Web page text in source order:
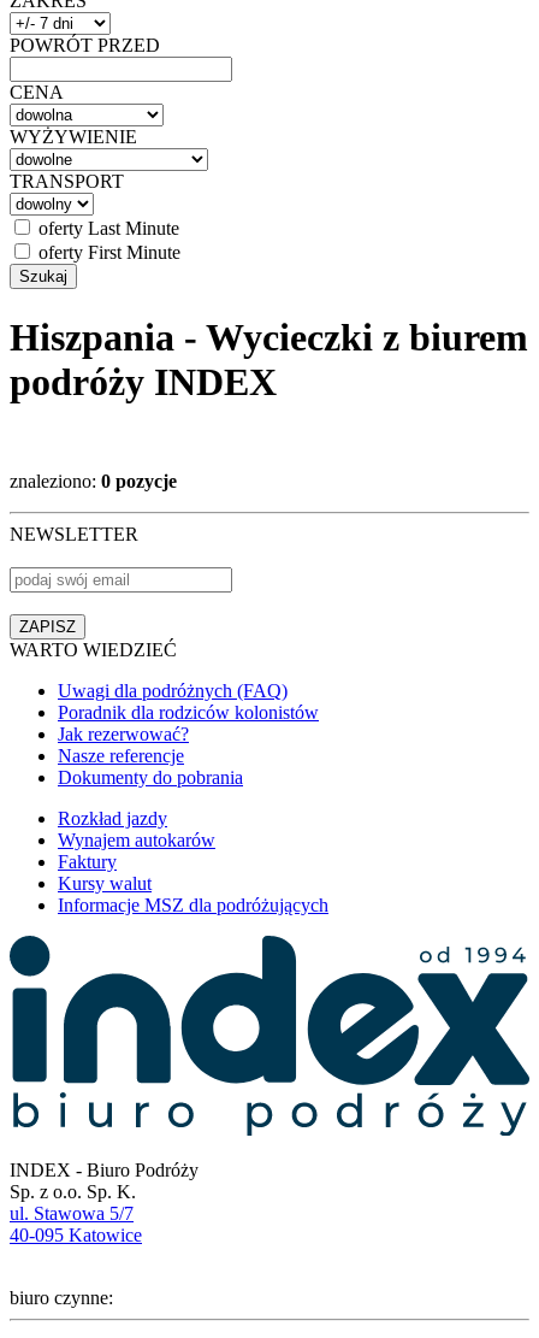
POWRÓT PRZED
CENA
WYŻYWIENIE
TRANSPORT
oferty Last Minute
oferty First Minute
Hiszpania - Wycieczki z biurem
podróży INDEX
znaleziono: 0 pozycje
NEWSLETTER
WARTO WIEDZIEĆ
Uwagi dla podróżnych (FAQ)
Poradnik dla rodziców kolonistów
Jak rezerwować?
Nasze referencje
Dokumenty do pobrania
Rozkład jazdy
Wynajem autokarów
Faktury
Kursy walut
Informacje MSZ dla podróżujących
INDEX - Biuro Podróży
Sp. z o.o. Sp. K.
ul. Stawowa 5/7
40-095 Katowice
biuro czynne: